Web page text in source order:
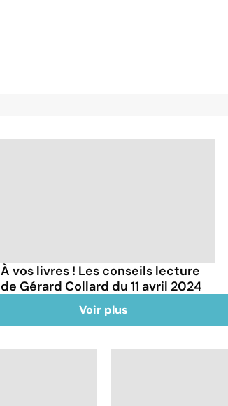
À vos livres ! Les conseils lecture
de Gérard Collard du 11 avril 2024
Voir plus